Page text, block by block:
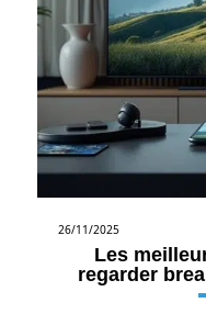
26/11/2025
Les
regarder